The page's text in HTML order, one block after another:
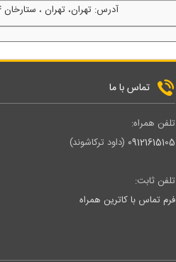
آدرس: تهران، تهران ، ستارخان ۴راه خسرو جنب بانک پارسیان طبقه دوم واحد۲۰۴
تماس با ما
تلفن همراه:
09121615105 (داود ترکاشوند)
تلفن ثابت:
فرم تماس با کاترین همراه